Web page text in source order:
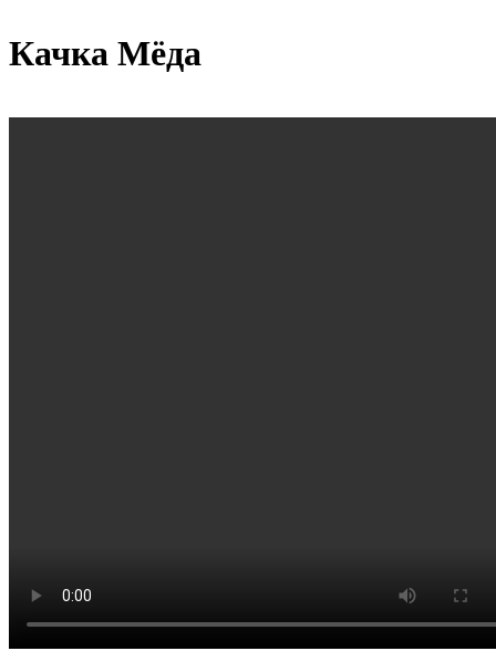
Качка Мёда